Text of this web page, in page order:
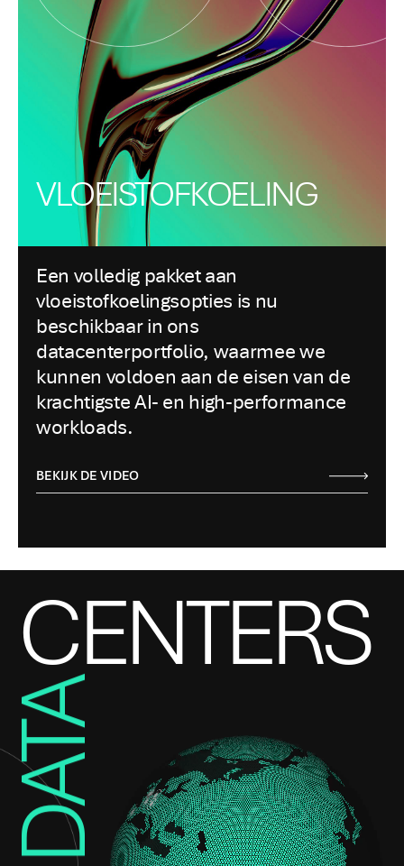
VLOEISTOFKOELING
Een volledig pakket aan
vloeistofkoelingsopties is nu
beschikbaar in ons
datacenterportfolio, waarmee we
kunnen voldoen aan de eisen van de
krachtigste AI- en high-performance
workloads.
BEKIJK DE VIDEO
CENTERS